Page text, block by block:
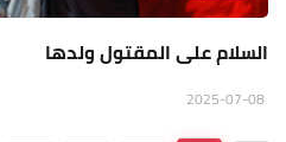
السلام على المقتول ولدها